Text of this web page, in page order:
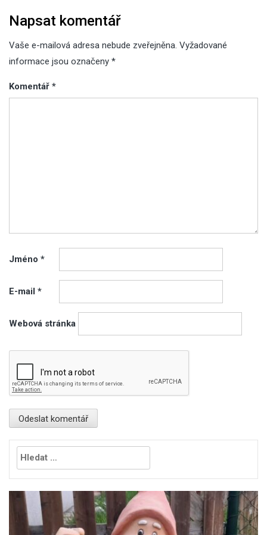
Napsat komentář
Vaše e-mailová adresa nebude zveřejněna. Vyžadované
informace jsou označeny *
Komentář *
Jméno *
E-mail *
Webová stránka
Vyhledávání